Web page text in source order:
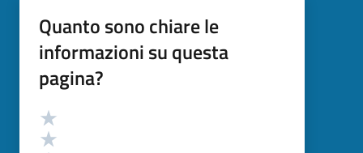
Quanto sono chiare le
informazioni su questa
pagina?
Valutazione